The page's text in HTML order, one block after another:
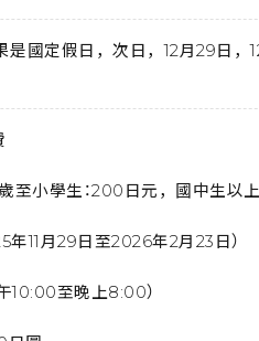
是國定假日，次日，12月29日，
至小學生：200日元，國中生以上
年11月29日至2026年2月23日）
10:00至晚上8:00）